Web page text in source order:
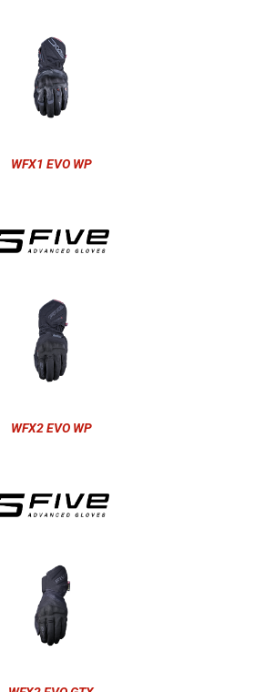
WFX1 EVO WP
WFX2 EVO WP